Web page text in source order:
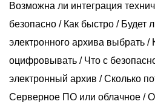
Акции
Реализованные проекты
Возможна ли интеграция
безопасно / Как быстро / Будет
электронного архива выбрать /
оцифровывать / Что с
электронный архив / Сколько
Серверное ПО или облачное /